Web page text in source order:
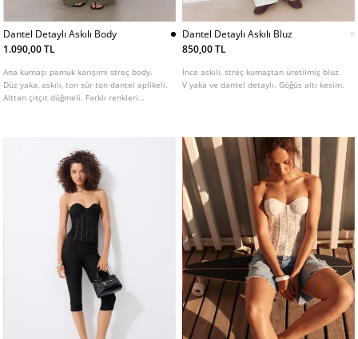
Dantel Detaylı Askılı Body
1.090,00 TL
Ana kumaşı pamuk karışımı streç body.
Düz yaka, askılı, ton sür ton dantel aplikeli.
Alttan çıtçıt düğmeli. Farklı renkleri
Dantel Detaylı Askılı Bluz
850,00 TL
İnce askılı, streç kumaştan üretilmiş bluz.
V yaka ve dantel detaylı. Göğüs altı kesim.